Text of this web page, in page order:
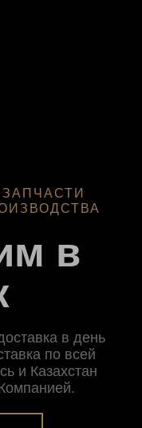
в
в день
по всей
и Казахстан